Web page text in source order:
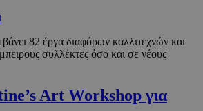
82 έργα διαφόρων καλλιτεχνών και
συλλέκτες όσο και σε νέους
Art Workshop για